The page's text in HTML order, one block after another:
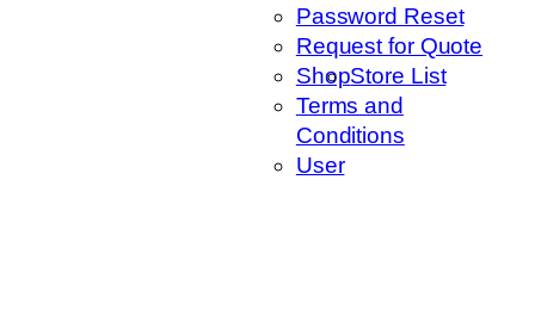
Password Reset
Request for Quote
ShopStore List
Terms and
Conditions
User